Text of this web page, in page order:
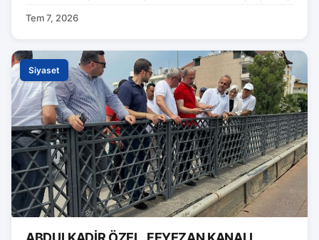
Tem 7, 2026
Siyaset